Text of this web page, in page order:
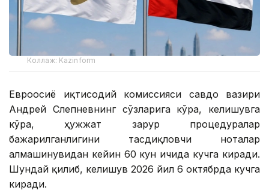
Коллаж: Kazinform
Евроосиё иқтисодий комиссияси савдо вазири
Андрей Слепневнинг сўзларига кўра, келишувга
кўра, ҳужжат зарур процедуралар
бажарилганлигини тасдиқловчи ноталар
алмашинувидан кейин 60 кун ичида кучга киради.
Шундай қилиб, келишув 2026 йил 6 октябрда кучга
киради.